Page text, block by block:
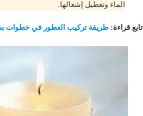
الماء وتعطيل إشعالها.
تابع قراءة: طريقة تركيب العطور في خطوات